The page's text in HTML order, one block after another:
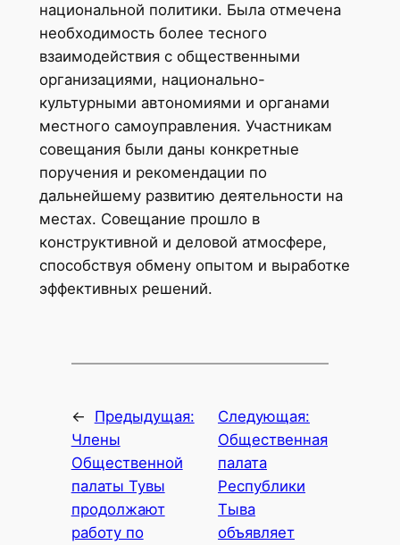
национальной политики. Была отмечена
необходимость более тесного
взаимодействия с общественными
организациями, национально-
культурными автономиями и органами
местного самоуправления. Участникам
совещания были даны конкретные
поручения и рекомендации по
дальнейшему развитию деятельности на
местах. Совещание прошло в
конструктивной и деловой атмосфере,
способствуя обмену опытом и выработке
эффективных решений.
←
Предыдущая:
Члены
Общественной
палаты Тувы
продолжают
работу по
Следующая:
Общественная
палата
Республики
Тыва
объявляет